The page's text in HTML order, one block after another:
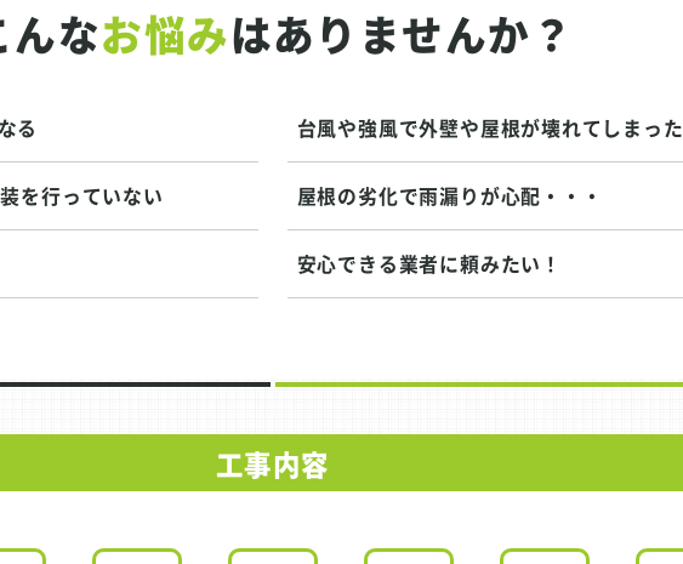
んなお悩みはありませんか？
る 台風や強風で外壁や屋根が壊れてしまった
を行っていない 屋根の劣化で雨漏りが心配・・・
安心できる業者に頼みたい！
工事内容